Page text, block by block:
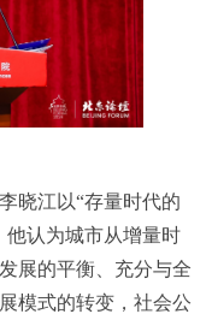
晓江以“存量时代的
他认为城市从增量时
展的平衡、充分与全
模式的转变，社会公